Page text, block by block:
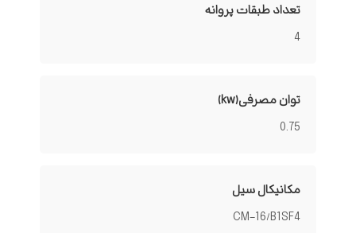
تعداد طبقات پروانه
4
توان مصرفی(kw)
0.75
مکانیکال سیل
CM-16/B1SF4